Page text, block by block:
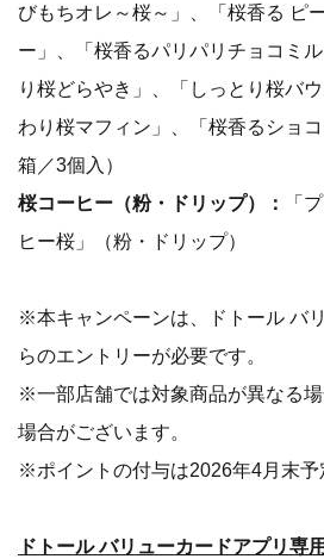
びもちオレ～桜～」、「桜香る ピ
ー」、「桜香るパリパリチョコミ
り桜どらやき」、「しっとり桜バ
わり桜マフィン」、「桜香るショ
箱／3個入）
桜コーヒー（粉・ドリップ）：
「
ヒー桜」（粉・ドリップ）
※本キャンペーンは、ドトール バ
らのエントリーが必要です。
※一部店舗では対象商品が異なる
場合がございます。
※ポイントの付与は2026年4月末予
ドトール バリューカードアプリ